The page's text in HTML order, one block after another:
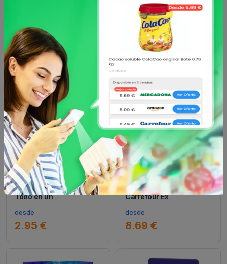
Otros productos de
CARREFOUR
EXPERTen Limpieza vajilla
CARREFOUR EXPERT
Lavavajillas a máquina en
pastillas perfume limón
Todo en un
desde
2.95 €
CARREFOUR EXPERT
Lavavajillas a máquina en
pastillas Ultra Power
Carrefour Ex
desde
8.69 €